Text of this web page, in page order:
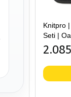
Knitpro
Seti |
2.085